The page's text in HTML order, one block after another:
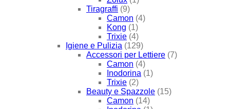
Tiragraffi (9)
Camon (4)
Kong (1)
Trixie (4)
Igiene e Pulizia (129)
Accessori per Lettiere (7)
Camon (4)
Inodorina (1)
Trixie (2)
Beauty e Spazzole (15)
Camon (14)